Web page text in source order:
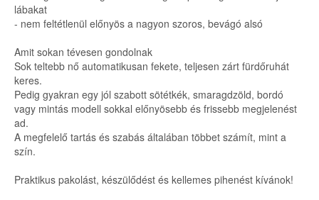
lábakat
- nem feltétlenül előnyös a nagyon szoros, bevágó alsó
Amit sokan tévesen gondolnak
Sok teltebb nő automatikusan fekete, teljesen zárt fürdőruhát
keres.
Pedig gyakran egy jól szabott sötétkék, smaragdzöld, bordó
vagy mintás modell sokkal előnyösebb és frissebb megjelenést
ad.
A megfelelő tartás és szabás általában többet számít, mint a
szín.
Praktikus pakolást, készülődést és kellemes pihenést kívánok!